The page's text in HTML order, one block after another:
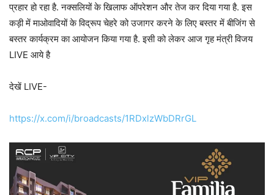
प्रहार हो रहा है. नक्सलियों के खिलाफ ऑपरेशन और तेज कर दिया गया है. इस
कड़ी में माओवादियों के विद्रूप चेहरे को उजागर करने के लिए बस्तर में बीजिंग से
बस्तर कार्यक्रम का आयोजन किया गया है. इसी को लेकर आज गृह मंत्री विजय
LIVE आये है
देखें LIVE-
https://x.com/i/broadcasts/1RDxlzWbDRrGL